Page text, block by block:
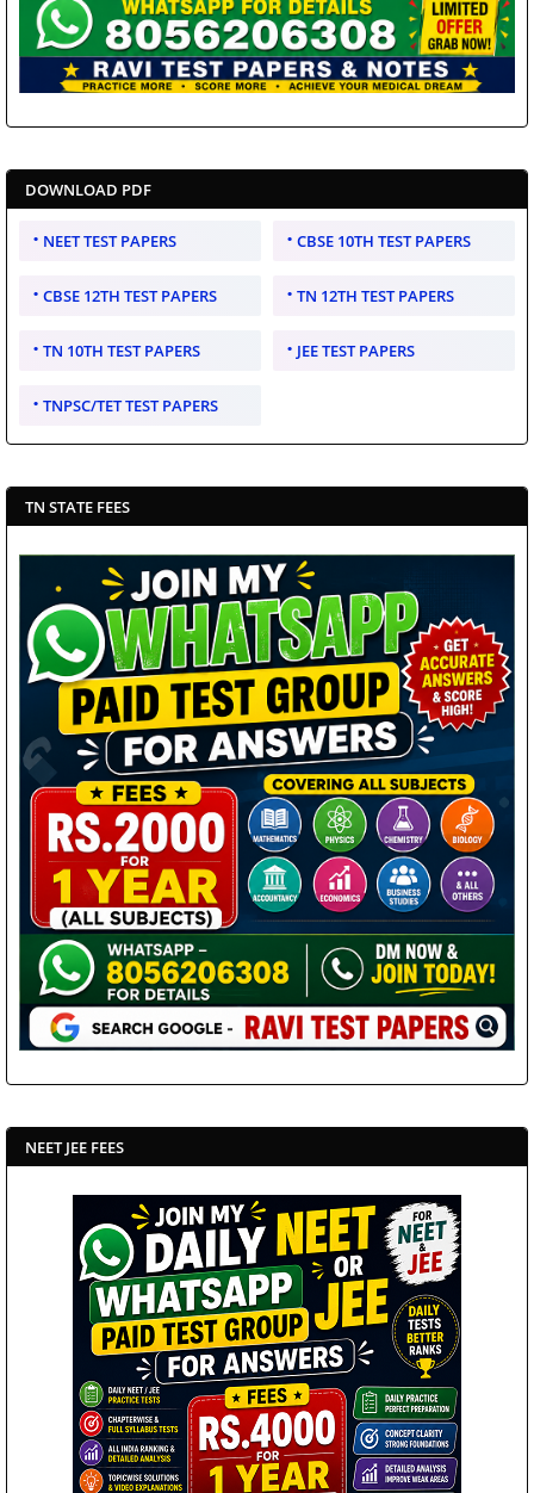
DOWNLOAD PDF
NEET TEST PAPERS CBSE 10TH TEST PAPERS
CBSE 12TH TEST PAPERS TN 12TH TEST PAPERS
TN 10TH TEST PAPERS JEE TEST PAPERS
TNPSC/TET TEST PAPERS
TN STATE FEES
NEET JEE FEES